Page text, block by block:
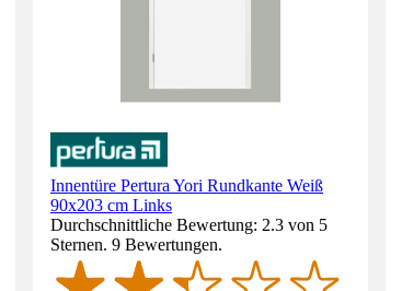
Innentüre Pertura Yori Rundkante Weiß
90x203 cm Links
Durchschnittliche Bewertung: 2.3 von 5
Sternen. 9 Bewertungen.